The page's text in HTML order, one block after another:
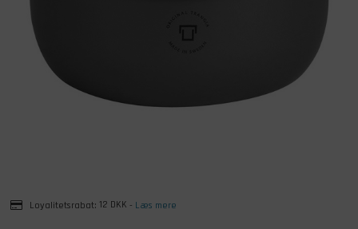
Loyalitetsrabat: 12 DKK - Læs mere